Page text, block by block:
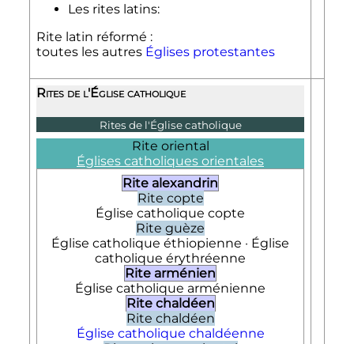
Les rites latins:
Rite latin réformé :
toutes les autres Églises protestantes
Rites de l'Église catholique
Rites de l'Église catholique
Rite oriental
Églises catholiques orientales
Rite alexandrin
Rite copte
Église catholique copte
Rite guèze
Église catholique éthiopienne · Église
catholique érythréenne
Rite arménien
Église catholique arménienne
Rite chaldéen
Rite chaldéen
Église catholique chaldéenne